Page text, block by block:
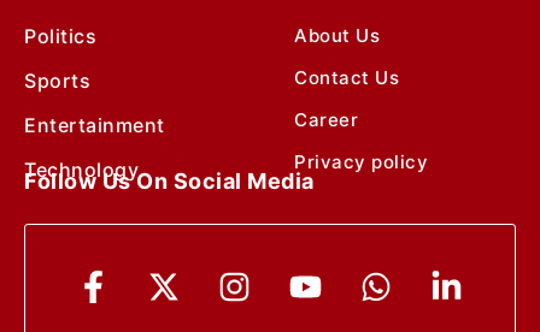
Politics
Sports
Entertainment
Technology
About Us
Contact Us
Career
Privacy policy
Follow Us On Social Media